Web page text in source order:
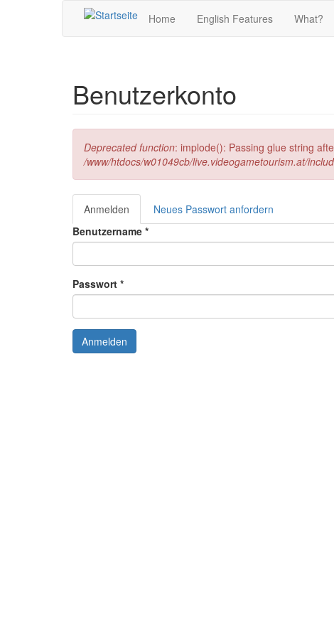
Home
English Features What?
Benutzerkonto
Fehlermeldung
Deprecated function: implode(): Passing glue string
/www/htdocs/w01049cb/live.videogametourism.at/
Haupt-Reiter
Anmelden (aktiver
Reiter)
Neues Passwort anfordern
Benutzername *
Passwort *
Anmelden